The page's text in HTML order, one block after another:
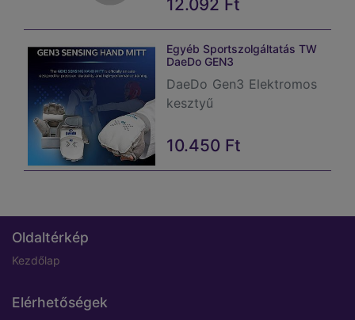
12.092 Ft
Egyéb Sportszolgáltatás TW
DaeDo GEN3
DaeDo Gen3 Elektromos
kesztyű
10.450 Ft
Oldaltérkép
Kezdőlap
Elérhetőségek